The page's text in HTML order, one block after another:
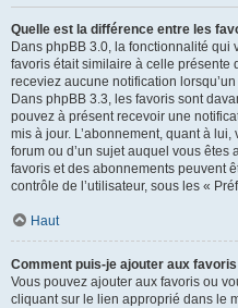
Quelle est la différence entre les
Dans phpBB 3.0, la fonctionnalité qui
favoris était similaire à celle présente
receviez aucune notification
Dans phpBB 3.3, les favoris sont
pouvez à présent recevoir une
mis à jour. L’abonnement, quant à
forum ou d’un sujet auquel vous
favoris et des abonnements peuvent
contrôle de l’utilisateur, sous les «
Haut
Comment puis-je ajouter aux
Vous pouvez ajouter aux favoris ou
cliquant sur le lien approprié dans le